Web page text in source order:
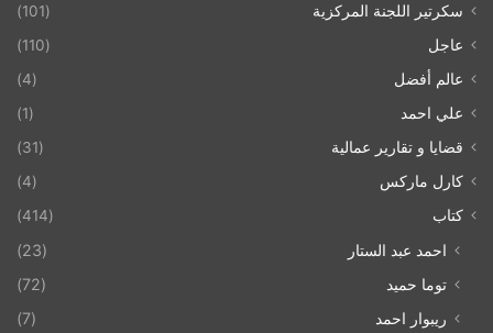
سكرتير اللجنة المركزية
(101)
عاجل
(110)
عالم أفضل
(4)
علي احمد
(1)
قضايا و تقارير عمالية
(31)
كارل ماركس
(4)
كتاب
(414)
احمد عبد الستار
(23)
توما حميد
(72)
ريبوار احمد
(7)